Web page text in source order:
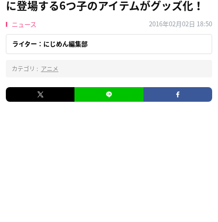
に登場する6つ子のアイテムがグッズ化！
ニュース 2016年02月02日 18:50
ライター：にじめん編集部
カテゴリ : アニメ